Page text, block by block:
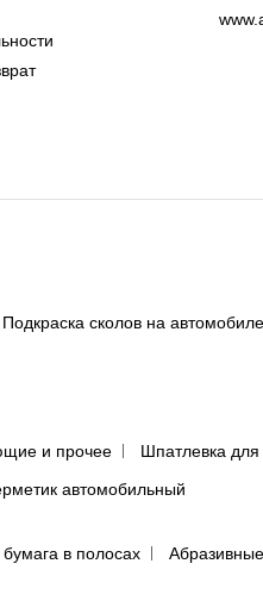
Подкраска сколов на автомобиле
и прочее
Шпатлевка для
автомобильный
в полосах
Абразивные